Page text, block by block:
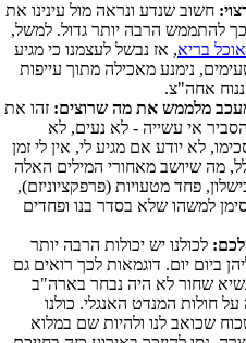
חשוב שנדע ונראה מול עינינו את
להתממש הרבה יותר גדול. למשל,
אוכל בריא, אז נבשל לעצמנו כי מגיע
נימנע מאכילה מתוך עייפות
אחה"צ.
מלממש את מה שרוצים: זהו את
אי עשייה - לא נעים, לא
לא יודע אם מגיע לי, אין לי זמן
מה שיושב מאחורי המילים האלה
פחד מטעויות (פרפקציוניזם),
למשהו שלא בסדר בנו ופחדים
לכולנו יש יכולות הרבה יותר
ביום יום. דוגמאות לכך רואים גם
שחור לא היה נבחר בארה"ב
חולות המנדט האנגלי. כולנו
שכואב לנו ולהיות שם במלוא